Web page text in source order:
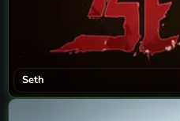
Seth